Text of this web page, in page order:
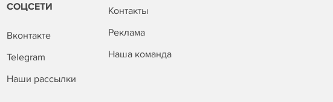
СОЦСЕТИ
Вконтакте
Telegram
Наши рассылки
Контакты
Реклама
Наша команда